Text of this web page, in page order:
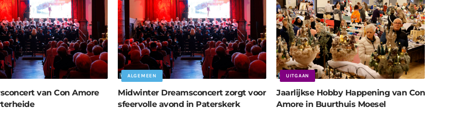
van Con Amore
ALGEMEEN
Midwinter Dreamsconcert zorgt voor
sfeervolle avond in Paterskerk
UITGAAN
Jaarlijkse Hobby Happening van Con
Amore in Buurthuis Moesel